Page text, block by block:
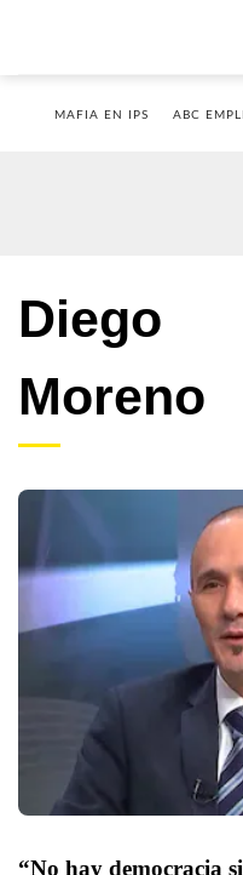
MAFIA EN IPS ABC
Diego
Moreno
“No hay democracia